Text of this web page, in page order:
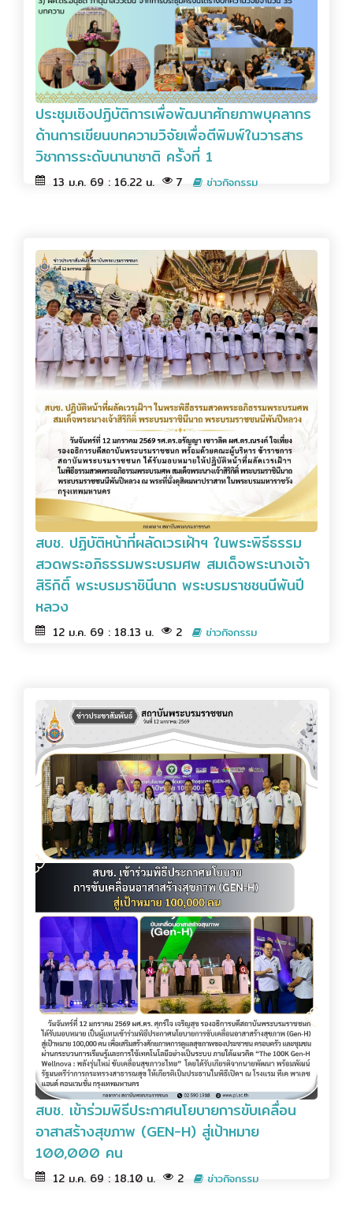
ประชุมเชิงปฏิบัติการเพื่อพัฒนาศักยภาพบุคลากร
ด้านการเขียนบทความวิจัยเพื่อตีพิมพ์ในวารสาร
วิชาการระดับนานาชาติ ครั้งที่ 1
13 ม.ค. 69 : 16.22 น. 7 ข่าวกิจกรรม
สบช. ปฏิบัติหน้าที่ผลัดเวรเฝ้าฯ ในพระพิธีธรรม
สวดพระอภิธรรมพระบรมศพ สมเด็จพระนางเจ้า
สิริกิติ์ พระบรมราชินีนาถ พระบรมราชชนนีพันปี
หลวง
12 ม.ค. 69 : 18.13 น. 2 ข่าวกิจกรรม
สบช. เข้าร่วมพิธีประกาศนโยบายการขับเคลื่อน
อาสาสร้างสุขภาพ (GEN-H) สู่เป้าหมาย
100,000 คน
12 ม.ค. 69 : 18.10 น. 2 ข่าวกิจกรรม